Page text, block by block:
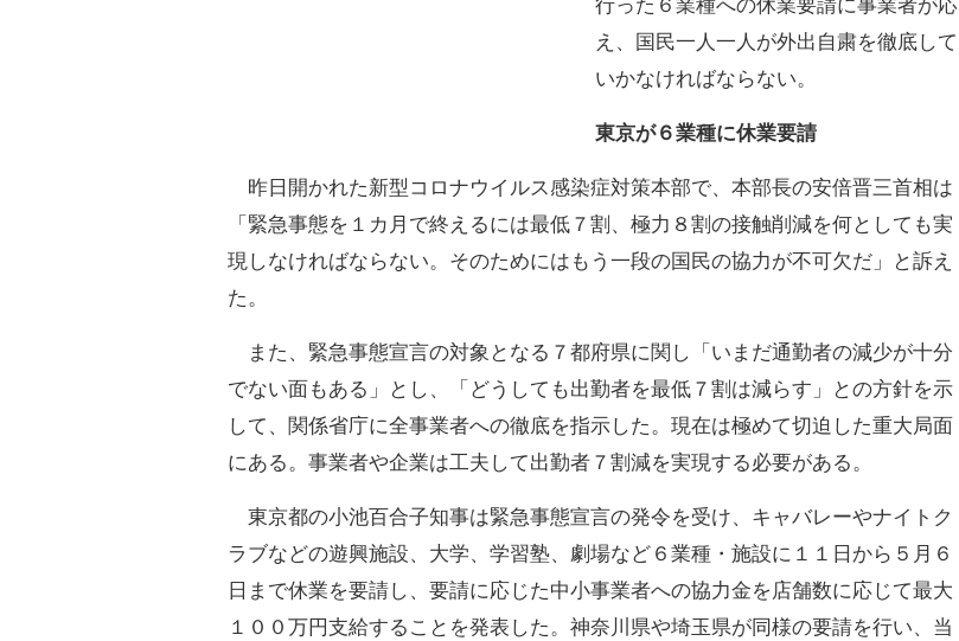
行った６業種への休業要請に事業者が応
え、国民一人一人が外出自粛を徹底して
いかなければならない。
東京が６業種に休業要請
昨日開かれた新型コロナウイルス感染症対策本部で、本部長の安倍晋三首相は
「緊急事態を１カ月で終えるには最低７割、極力８割の接触削減を何としても実
現しなければならない。そのためにはもう一段の国民の協力が不可欠だ」と訴え
た。
また、緊急事態宣言の対象となる７都府県に関し「いまだ通勤者の減少が十分
でない面もある」とし、「どうしても出勤者を最低７割は減らす」との方針を示
して、関係省庁に全事業者への徹底を指示した。現在は極めて切迫した重大局面
にある。事業者や企業は工夫して出勤者７割減を実現する必要がある。
東京都の小池百合子知事は緊急事態宣言の発令を受け、キャバレーやナイトク
ラブなどの遊興施設、大学、学習塾、劇場など６業種・施設に１１日から５月６
日まで休業を要請し、要請に応じた中小事業者への協力金を店舗数に応じて最大
１００万円支給することを発表した。神奈川県や埼玉県が同様の要請を行い、当